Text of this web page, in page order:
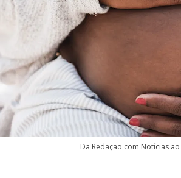
Da Redação com Notícias